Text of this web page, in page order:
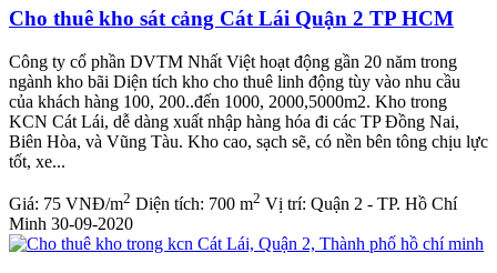
Cho thuê kho sát cảng Cát Lái Quận 2 TP HCM
Công ty cổ phần DVTM Nhất Việt hoạt động gần 20 năm trong
ngành kho bãi Diện tích kho cho thuê linh động tùy vào nhu cầu
của khách hàng 100, 200..đến 1000, 2000,5000m2. Kho trong
KCN Cát Lái, dễ dàng xuất nhập hàng hóa đi các TP Đồng Nai,
Biên Hòa, và Vũng Tàu. Kho cao, sạch sẽ, có nền bên tông chịu lực
tốt, xe...
Giá: 75 VNĐ/m2 Diện tích: 700 m2 Vị trí: Quận 2 - TP. Hồ Chí
Minh 30-09-2020